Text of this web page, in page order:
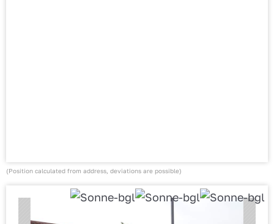
(Position calculated from address, deviations are possible)